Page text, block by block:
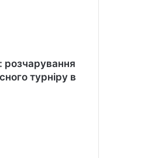
розчарування
турніру в